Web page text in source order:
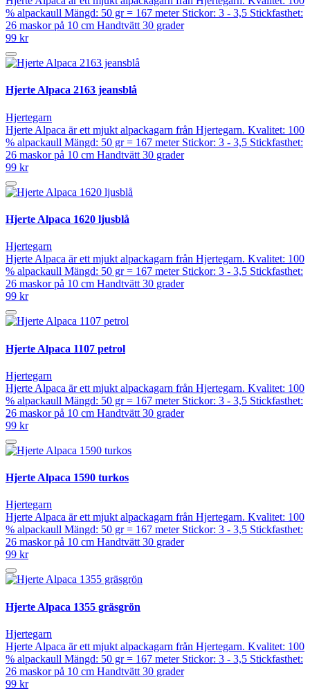
% alpackaull Mängd: 50 gr = 167 meter Stickor: 3 - 3,5 Stickfasthet:
26 maskor på 10 cm Handtvätt 30 grader
99 kr
Hjerte Alpaca 2163 jeansblå
Hjertegarn
Hjerte Alpaca är ett mjukt alpackagarn från Hjertegarn. Kvalitet: 100
% alpackaull Mängd: 50 gr = 167 meter Stickor: 3 - 3,5 Stickfasthet:
26 maskor på 10 cm Handtvätt 30 grader
99 kr
Hjerte Alpaca 1620 ljusblå
Hjertegarn
Hjerte Alpaca är ett mjukt alpackagarn från Hjertegarn. Kvalitet: 100
% alpackaull Mängd: 50 gr = 167 meter Stickor: 3 - 3,5 Stickfasthet:
26 maskor på 10 cm Handtvätt 30 grader
99 kr
Hjerte Alpaca 1107 petrol
Hjertegarn
Hjerte Alpaca är ett mjukt alpackagarn från Hjertegarn. Kvalitet: 100
% alpackaull Mängd: 50 gr = 167 meter Stickor: 3 - 3,5 Stickfasthet:
26 maskor på 10 cm Handtvätt 30 grader
99 kr
Hjerte Alpaca 1590 turkos
Hjertegarn
Hjerte Alpaca är ett mjukt alpackagarn från Hjertegarn. Kvalitet: 100
% alpackaull Mängd: 50 gr = 167 meter Stickor: 3 - 3,5 Stickfasthet:
26 maskor på 10 cm Handtvätt 30 grader
99 kr
Hjerte Alpaca 1355 gräsgrön
Hjertegarn
Hjerte Alpaca är ett mjukt alpackagarn från Hjertegarn. Kvalitet: 100
% alpackaull Mängd: 50 gr = 167 meter Stickor: 3 - 3,5 Stickfasthet:
26 maskor på 10 cm Handtvätt 30 grader
99 kr